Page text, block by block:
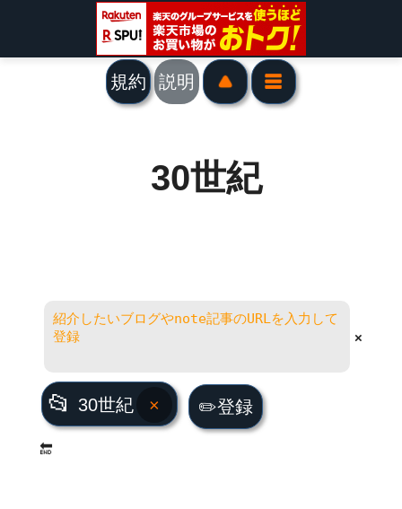
規約 説明
30世紀
×
📂
30世紀
× ✏️登録
🔚